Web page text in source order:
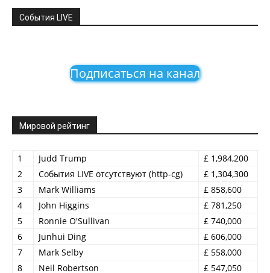
События LIVE
Подписаться на канал
Мировой рейтинг
1 Judd Trump
£ 1,984,200
2
События LIVE отсутствуют (http-cg)
£ 1,304,300
3
Mark Williams
£ 858,600
4
John Higgins
£ 781,250
5
Ronnie O'Sullivan
£ 740,000
6
Junhui Ding
£ 606,000
7
Mark Selby
£ 558,000
8
Neil Robertson
£ 547,050